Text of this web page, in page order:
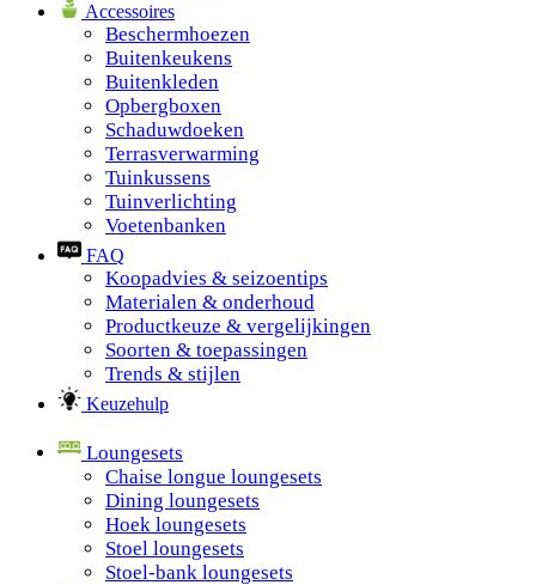
Accessoires
Beschermhoezen
Buitenkeukens
Buitenkleden
Opbergboxen
Schaduwdoeken
Terrasverwarming
Tuinkussens
Tuinverlichting
Voetenbanken
FAQ
Koopadvies & seizoentips
Materialen & onderhoud
Productkeuze & vergelijkingen
Soorten & toepassingen
Trends & stijlen
Keuzehulp
Loungesets
Chaise longue loungesets
Dining loungesets
Hoek loungesets
Stoel loungesets
Stoel-bank loungesets